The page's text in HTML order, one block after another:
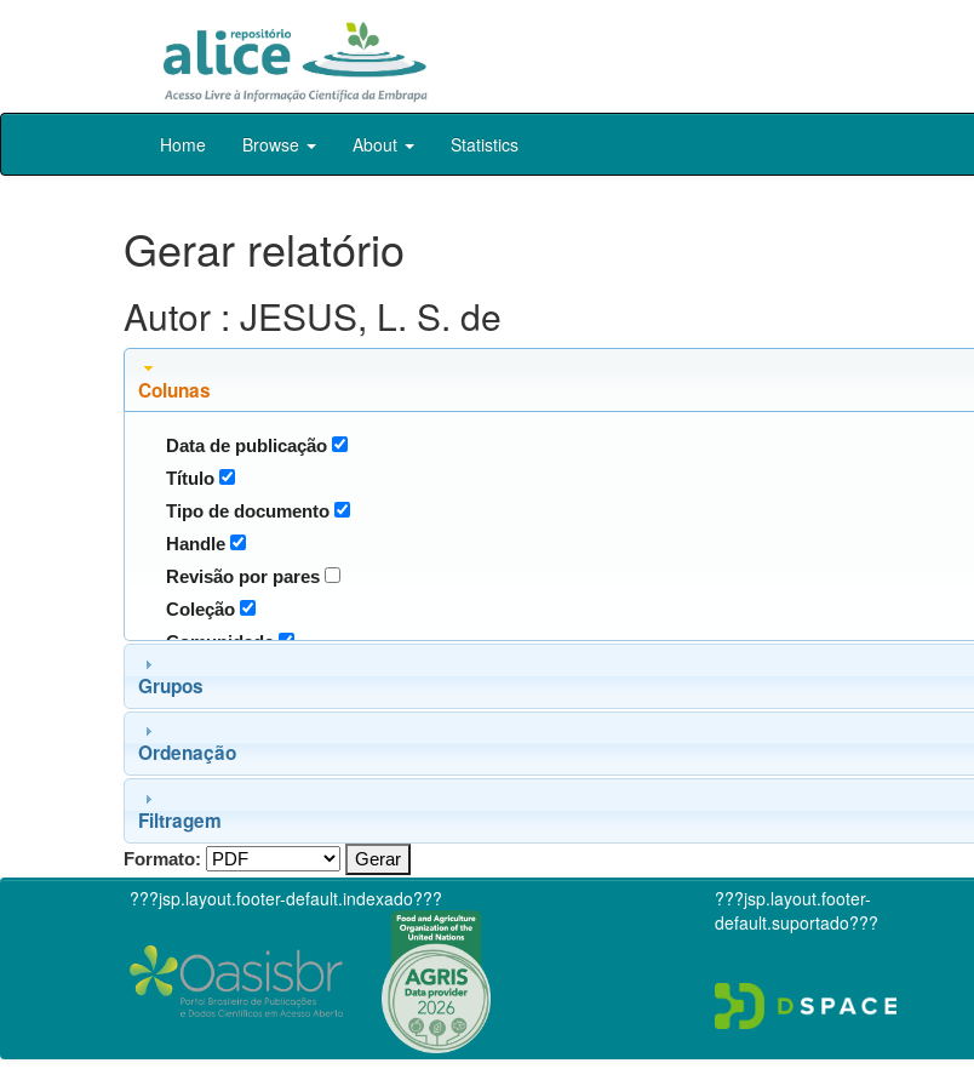
Skip
Home Browse About Statistics
Gerar relatório
Autor : JESUS, L. S. de
Colunas
Data de publicação
Título
Tipo de documento
Handle
Revisão por pares
Coleção
Comunidade
Grupos
Ordenação
Filtragem
Formato:
???jsp.layout.footer-default.indexado???
???jsp.layout.footer-
default.suportado???